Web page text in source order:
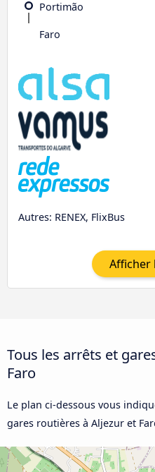
Portimão
Faro
Autres: RENEX, FlixBus
Afficher
Tous les arrêts et
Faro
Le plan ci-dessous vous
gares routières à Aljezur et